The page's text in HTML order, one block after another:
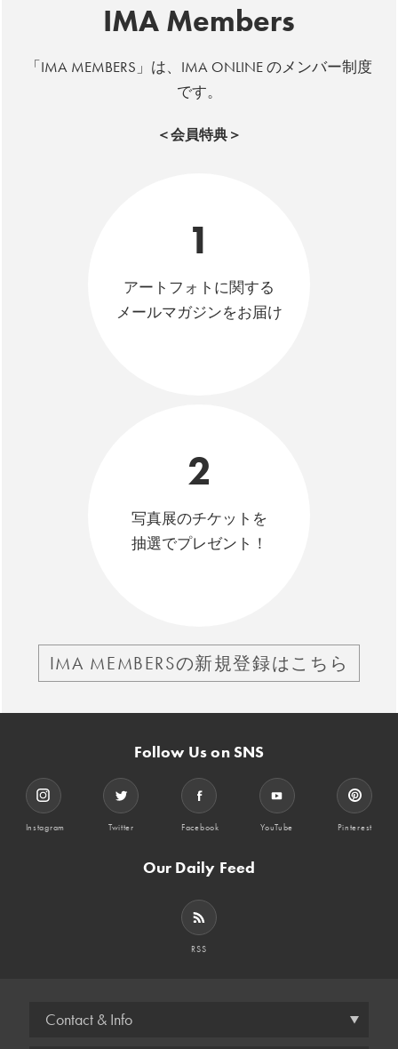
IMA Members
「IMA MEMBERS」は、IMA ONLINE のメンバー制度
です。
＜会員特典＞
1
アートフォトに関する
メールマガジンをお届け
2
写真展のチケットを
抽選でプレゼント！
IMA MEMBERSの新規登録はこちら
Follow Us on SNS
Instagram Twitter Facebook YouTube Pinterest
Our Daily Feed
RSS
Contact & Info